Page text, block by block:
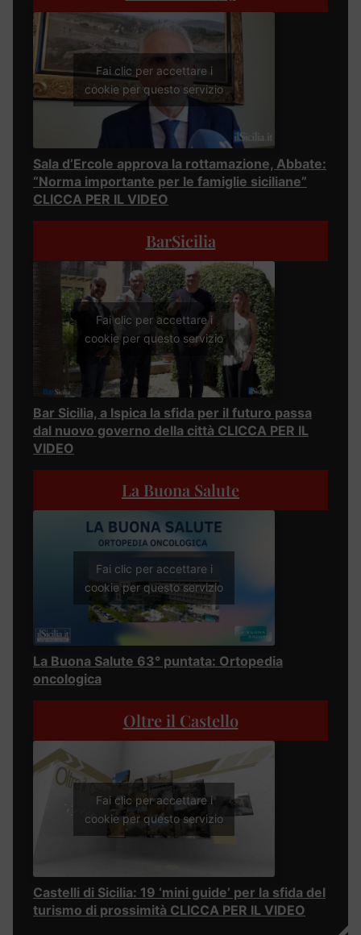
Fai clic per accettare i
cookie per questo servizio
Sala d’Ercole approva la rottamazione, Abbate:
“Norma importante per le famiglie siciliane”
CLICCA PER IL VIDEO
BarSicilia
Fai clic per accettare i
cookie per questo servizio
Bar Sicilia, a Ispica la sfida per il futuro passa
dal nuovo governo della città CLICCA PER IL
VIDEO
La Buona Salute
Fai clic per accettare i
cookie per questo servizio
La Buona Salute 63° puntata: Ortopedia
oncologica
Oltre il Castello
Fai clic per accettare i
cookie per questo servizio
Castelli di Sicilia: 19 ‘mini guide’ per la sfida del
turismo di prossimità CLICCA PER IL VIDEO